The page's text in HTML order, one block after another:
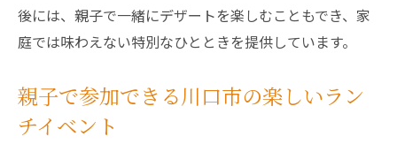
後には、親子で一緒にデザートを楽しむこともでき、家
庭では味わえない特別なひとときを提供しています。
親子で参加できる川口市の楽しいラン
チイベント